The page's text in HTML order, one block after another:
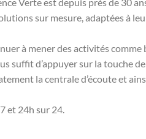
sur mesure, adaptées à
à mener des activités
suffit d’appuyer sur la touche
la centrale d’écoute et
et 24h sur 24.